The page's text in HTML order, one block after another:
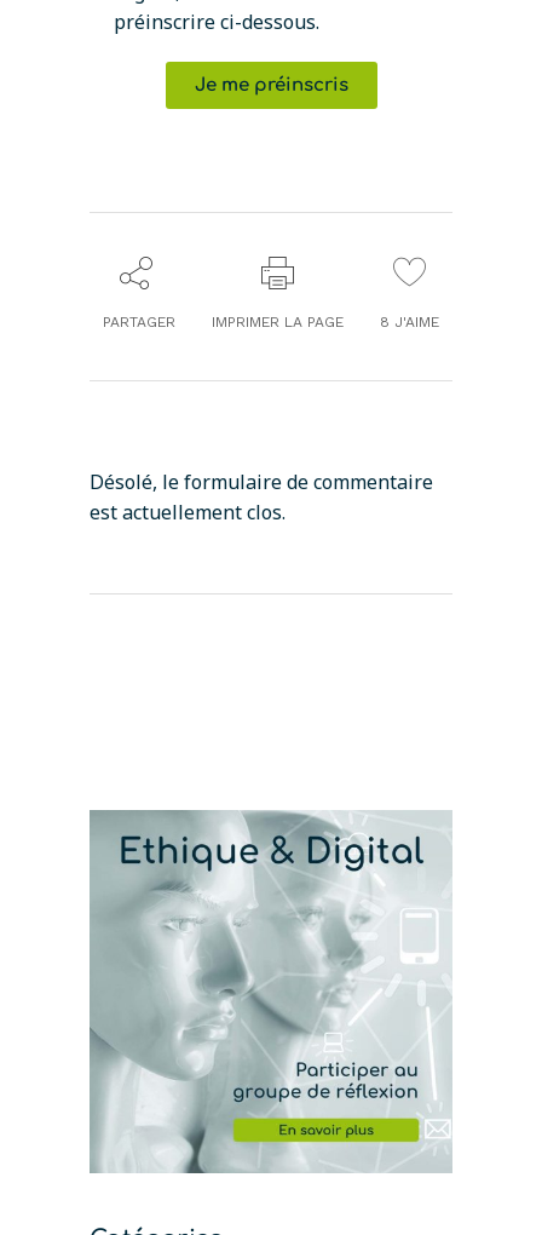
préinscrire ci-dessous.
Je me préinscris
PARTAGER IMPRIMER LA PAGE 8 J'AIME
Désolé, le formulaire de commentaire
est actuellement clos.